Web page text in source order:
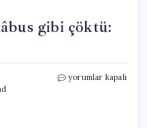
gibi çöktü:
Avrupa’nın
yorumlar kapalı